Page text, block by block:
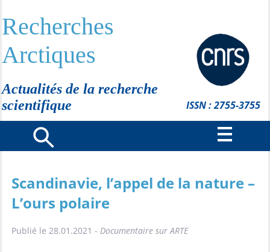
Recherches
Arctiques
Actualités de la recherche
scientifique
ISSN : 2755-3755
Scandinavie, l’appel de la nature –
L’ours polaire
Publié le 28.01.2021 - Documentaire sur ARTE